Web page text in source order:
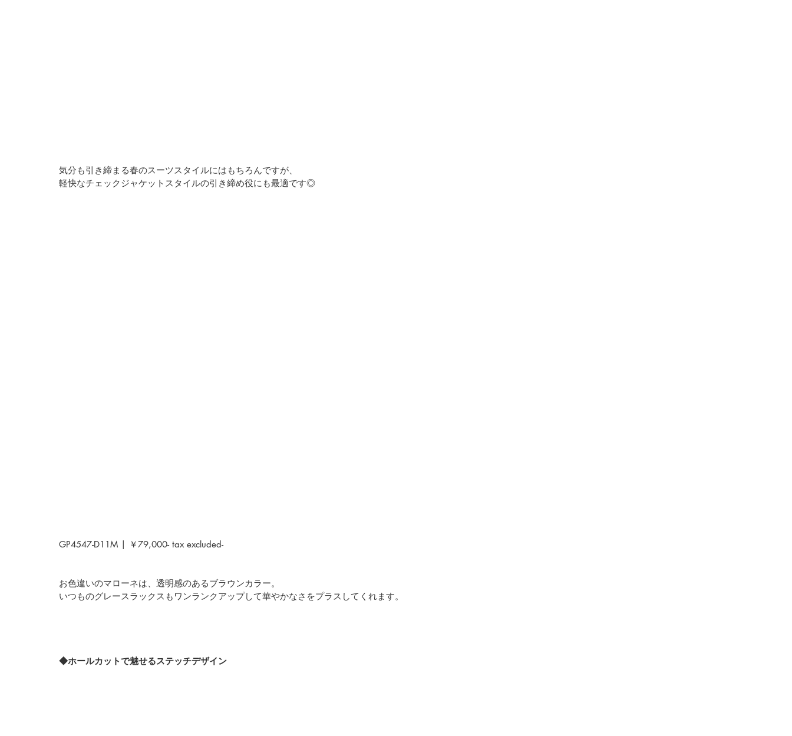
気分も引き締まる春のスーツスタイルにはもちろんですが、
軽快なチェックジャケットスタイルの引き締め役にも最適です◎
GP4547-D11M | ￥79,000- tax excluded-
お色違いのマローネは、透明感のあるブラウンカラー。
いつものグレースラックスもワンランクアップして華やかなさをプラスしてくれます。
◆ホールカットで魅せるステッチデザイン